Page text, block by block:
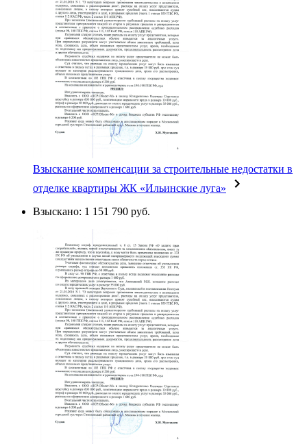
Взыскание компенсации за строительные недостатки в
отделке квартиры ЖК «Ильинские луга»
Взыскано: 1 151 790 руб.